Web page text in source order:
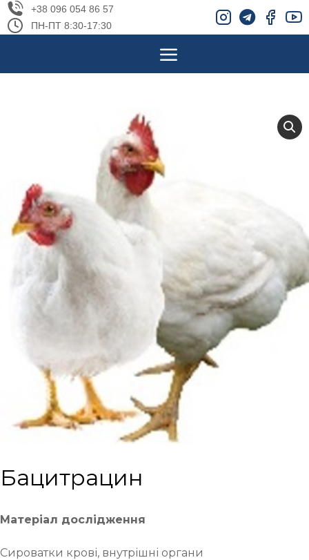
+38 096 054 86 57
ПН-ПТ 8:30-17:30
Бацитрацин
Матеріал дослідження
Сироватки крові, внутрішні органи